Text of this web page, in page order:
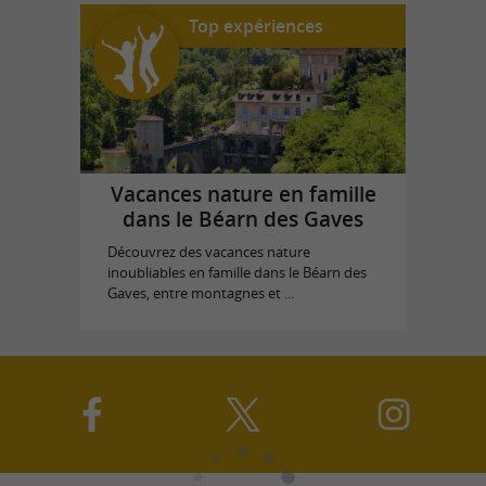
Top expériences
Vacances nature en famille
dans le Béarn des Gaves
Découvrez des vacances nature
inoubliables en famille dans le Béarn des
Gaves, entre montagnes et ...